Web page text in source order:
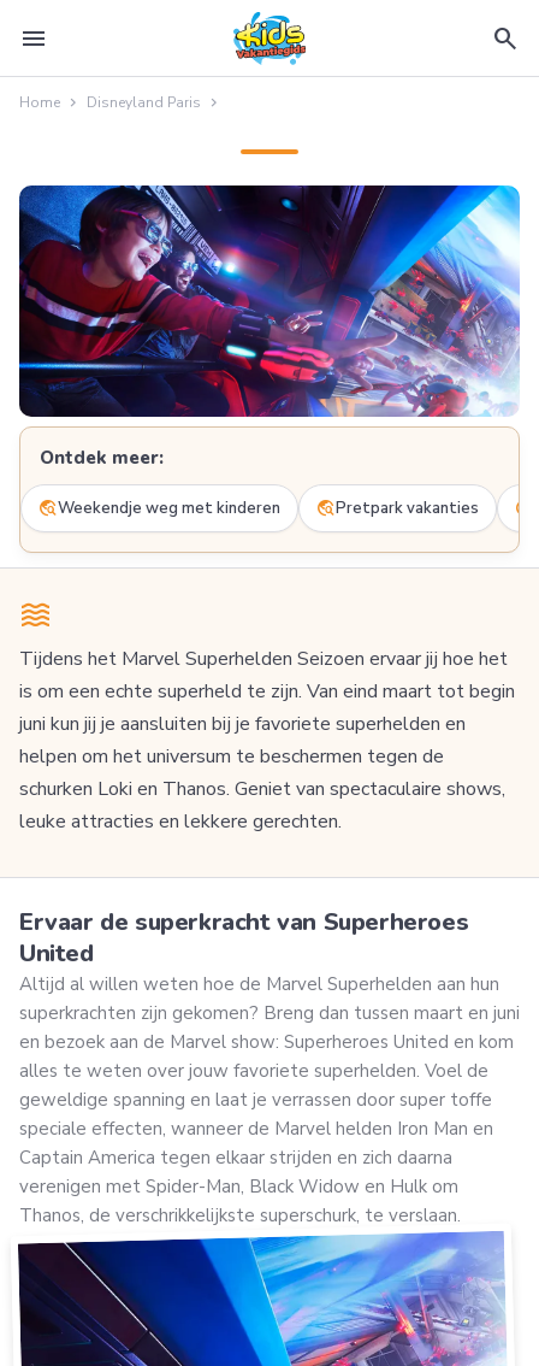
menu search
Home Disneyland Paris
Ontdek meer:
travel_exploreWeekendje weg met kinderen travel_explorePretpark vakanties travel_explore
Tijdens het Marvel Superhelden Seizoen ervaar jij hoe het
is om een echte superheld te zijn. Van eind maart tot begin
juni kun jij je aansluiten bij je favoriete superhelden en
helpen om het universum te beschermen tegen de
schurken Loki en Thanos. Geniet van spectaculaire shows,
leuke attracties en lekkere gerechten.
Ervaar de superkracht van Superheroes
United
Altijd al willen weten hoe de Marvel Superhelden aan hun
superkrachten zijn gekomen? Breng dan tussen maart en juni
en bezoek aan de Marvel show: Superheroes United en kom
alles te weten over jouw favoriete superhelden. Voel de
geweldige spanning en laat je verrassen door super toffe
speciale effecten, wanneer de Marvel helden Iron Man en
Captain America tegen elkaar strijden en zich daarna
verenigen met Spider-Man, Black Widow en Hulk om
Thanos, de verschrikkelijkste superschurk, te verslaan.